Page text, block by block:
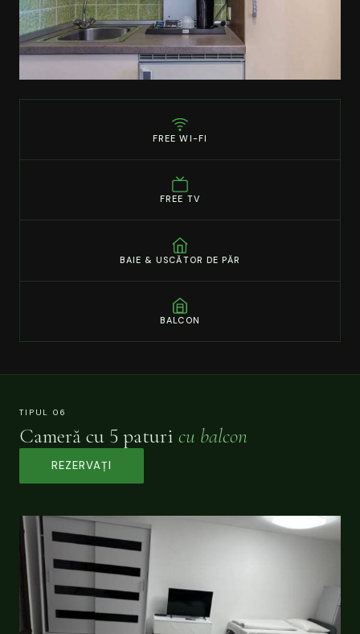
FREE WI-FI
FREE TV
BAIE & USCĂTOR DE PĂR
BALCON
TIPUL 06
Cameră cu 5 paturi cu balcon
REZERVAȚI